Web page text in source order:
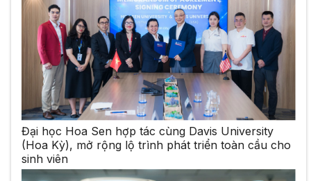
Đại học Hoa Sen hợp tác cùng Davis University
(Hoa Kỳ), mở rộng lộ trình phát triển toàn cầu cho
sinh viên